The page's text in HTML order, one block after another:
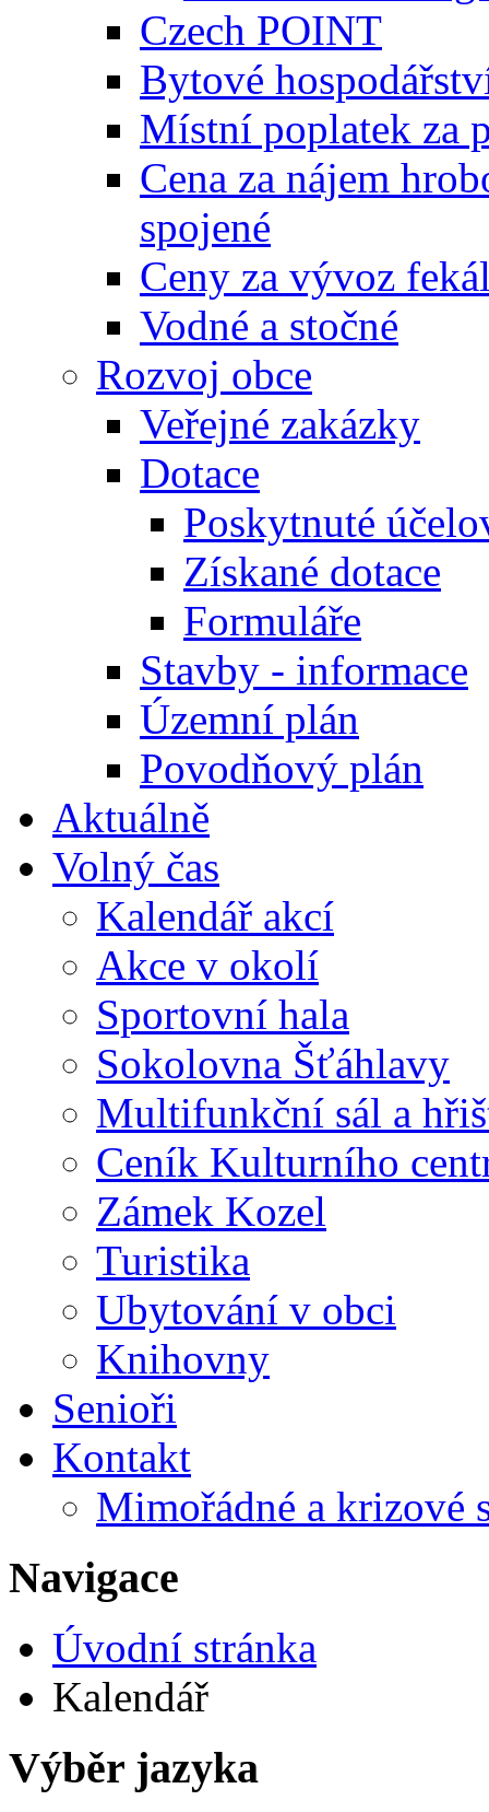
Czech POINT
Bytové
Místní poplatek za
Cena za nájem
spojené
Ceny za vývoz
Vodné a stočné
Rozvoj obce
Veřejné zakázky
Dotace
Poskytnuté
Získané dotace
Formuláře
Stavby - informace
Územní plán
Povodňový plán
Aktuálně
Volný čas
Kalendář akcí
Akce v okolí
Sportovní hala
Sokolovna Šťáhlavy
Multifunkční sál a
Ceník Kulturního
Zámek Kozel
Turistika
Ubytování v obci
Knihovny
Senioři
Kontakt
Mimořádné a krizové
Navigace
Úvodní stránka
Kalendář
Výběr jazyka